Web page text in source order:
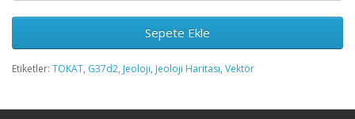
Sepete Ekle
Etiketler: TOKAT, G37d2, Jeoloji, Jeoloji Haritası, Vektör